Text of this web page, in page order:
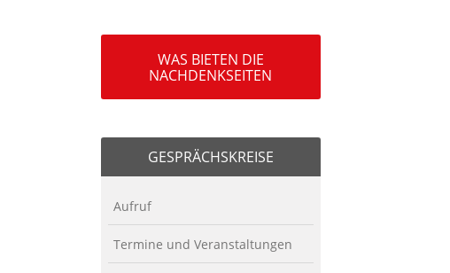
WAS BIETEN DIE
NACHDENKSEITEN
GESPRÄCHSKREISE
Aufruf
Termine und Veranstaltungen